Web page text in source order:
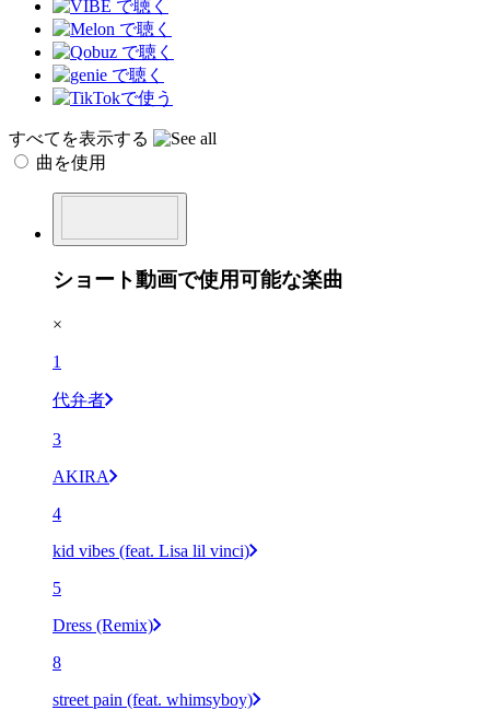
すべてを表示する
曲を使用
ショート動画で使用可能な楽曲
×
1
代弁者
3
AKIRA
4
kid vibes (feat. Lisa lil vinci)
5
Dress (Remix)
8
street pain (feat. whimsyboy)